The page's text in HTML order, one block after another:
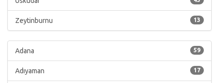
13
Zeytinburnu
59
Adana
17
Adıyaman